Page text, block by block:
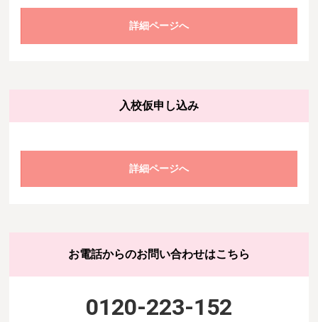
詳細ページへ
入校仮申し込み
詳細ページへ
お電話からのお問い合わせはこちら
0120-223-152